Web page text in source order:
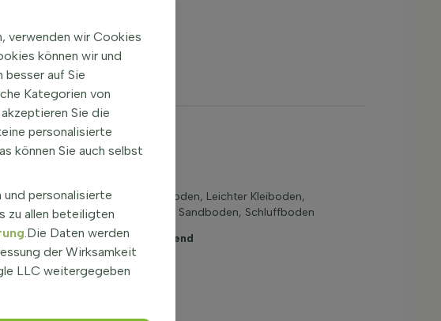
Mai
Lehmiger Boden, Leichter Kleiboden,
Lössboden, Sandboden, Schluffboden
Fruchttragend
Ja
verwenden wir Cookies
können wir und
besser auf Sie
Kategorien von
Sie die
personalisierte
können Sie auch selbst
personalisierte
zu allen beteiligten
.Die Daten werden
der Wirksamkeit
LLC weitergegeben